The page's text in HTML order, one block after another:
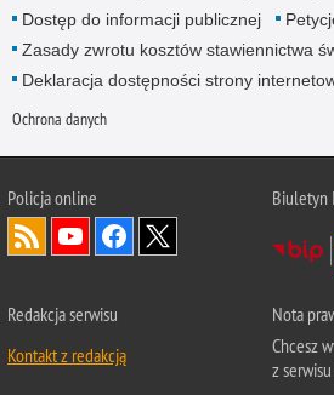
Dostęp do informacji publicznej
Zasady zwrotu kosztów stawiennictwa
Deklaracja dostępności strony
Ochrona danych
Policja online
Biuletyn
Redakcja serwisu
Kontakt z redakcją
Nota
Chcesz
z